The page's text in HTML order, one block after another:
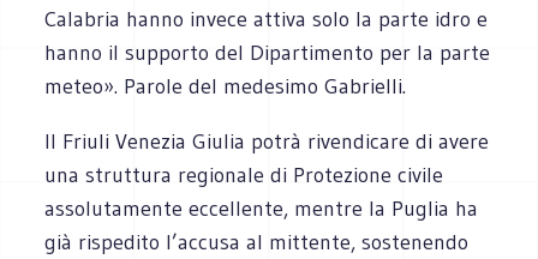
Calabria hanno invece attiva solo la parte idro e
hanno il supporto del Dipartimento per la parte
meteo». Parole del medesimo Gabrielli.
Il Friuli Venezia Giulia potrà rivendicare di avere
una struttura regionale di Protezione civile
assolutamente eccellente, mentre la Puglia ha
già rispedito l’accusa al mittente, sostenendo